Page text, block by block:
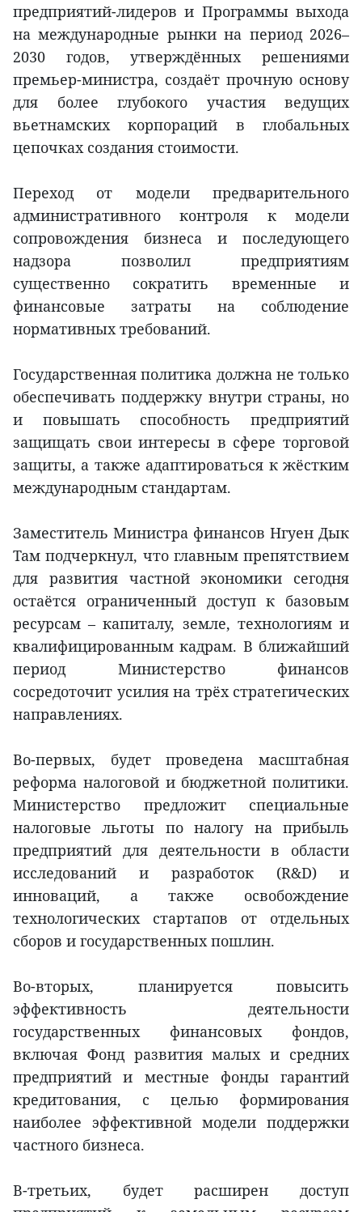
предприятий-лидеров и Программы выхода
на международные рынки на период 2026–
2030 годов, утверждённых решениями
премьер-министра, создаёт прочную основу
для более глубокого участия ведущих
вьетнамских корпораций в глобальных
цепочках создания стоимости.
Переход от модели предварительного
административного контроля к модели
сопровождения бизнеса и последующего
надзора позволил предприятиям
существенно сократить временные и
финансовые затраты на соблюдение
нормативных требований.
Государственная политика должна не только
обеспечивать поддержку внутри страны, но
и повышать способность предприятий
защищать свои интересы в сфере торговой
защиты, а также адаптироваться к жёстким
международным стандартам.
Заместитель Министра финансов Нгуен Дык
Там подчеркнул, что главным препятствием
для развития частной экономики сегодня
остаётся ограниченный доступ к базовым
ресурсам – капиталу, земле, технологиям и
квалифицированным кадрам. В ближайший
период Министерство финансов
сосредоточит усилия на трёх стратегических
направлениях.
Во-первых, будет проведена масштабная
реформа налоговой и бюджетной политики.
Министерство предложит специальные
налоговые льготы по налогу на прибыль
предприятий для деятельности в области
исследований и разработок (R&D) и
инноваций, а также освобождение
технологических стартапов от отдельных
сборов и государственных пошлин.
Во-вторых, планируется повысить
эффективность деятельности
государственных финансовых фондов,
включая Фонд развития малых и средних
предприятий и местные фонды гарантий
кредитования, с целью формирования
наиболее эффективной модели поддержки
частного бизнеса.
В-третьих, будет расширен доступ